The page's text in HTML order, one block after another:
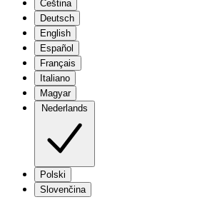
Čeština
Deutsch
English
Español
Français
Italiano
Magyar
Nederlands
Polski
Slovenčina